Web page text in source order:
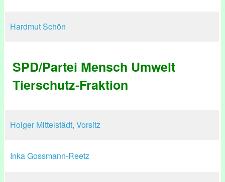
Hardmut Schön
SPD/Partei Mensch Umwelt
Tierschutz-Fraktion
Holger Mittelstädt, Vorsitz
Inka Gossmann-Reetz